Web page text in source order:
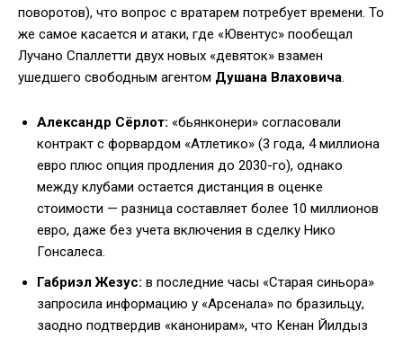
поворотов), что вопрос с вратарем потребует времени. То
же самое касается и атаки, где «Ювентус» пообещал
Лучано Спаллетти двух новых «девяток» взамен
ушедшего свободным агентом Душана Влаховича.
Александр Сёрлот: «бьянконери» согласовали
контракт с форвардом «Атлетико» (3 года, 4 миллиона
евро плюс опция продления до 2030-го), однако
между клубами остается дистанция в оценке
стоимости — разница составляет более 10 миллионов
евро, даже без учета включения в сделку Нико
Гонсалеса.
Габриэл Жезус: в последние часы «Старая синьора»
запросила информацию у «Арсенала» по бразильцу,
заодно подтвердив «канонирам», что Кенан Йилдыз